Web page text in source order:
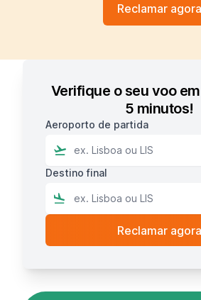
Reclamar agora
Verifique o seu voo
5 minutos!
Aeroporto de partida
Destino final